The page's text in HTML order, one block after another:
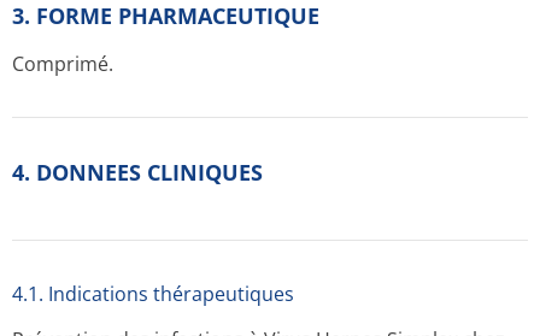
3. FORME PHARMACEUTIQUE
Comprimé.
4. DONNEES CLINIQUES
4.1. Indications thérapeutiques